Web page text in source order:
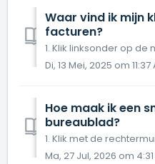
Waar vind ik mijn
facturen?
Di, 13 Mei, 2025 om 11:37
Hoe maak ik een
bureaublad?
Ma, 27 Jul, 2026 om 4:31